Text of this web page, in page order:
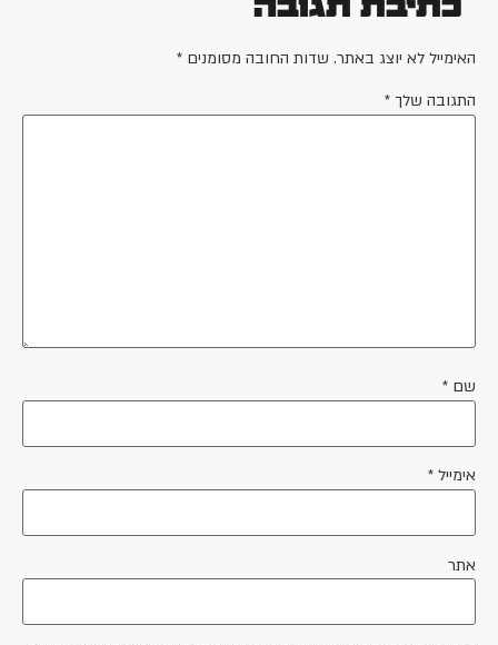
כתיבת תגובה
האימייל לא יוצג באתר. שדות החובה מסומנים *
התגובה שלך *
שם *
אימייל *
אתר